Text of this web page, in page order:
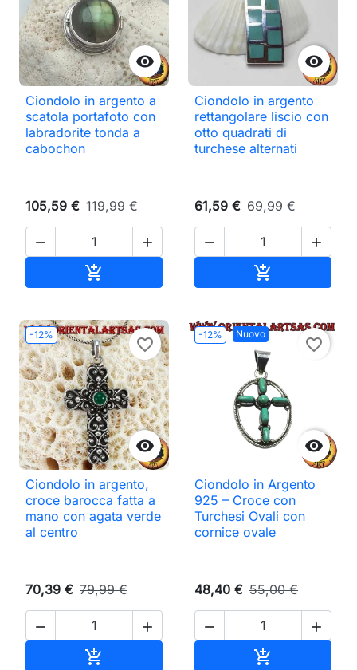

Ciondolo in argento a
scatola portafoto con
labradorite tonda a
cabochon
105,59 € 119,99 €
 


Ciondolo in argento
rettangolare liscio con
otto quadrati di
turchese alternati
61,59 € 69,99 €
 

-12%

favorite_border
Ciondolo in argento,
croce barocca fatta a
mano con agata verde
al centro
70,39 € 79,99 €
 

-12% Nuovo

favorite_border
Ciondolo in Argento
925 – Croce con
Turchesi Ovali con
cornice ovale
48,40 € 55,00 €
 
